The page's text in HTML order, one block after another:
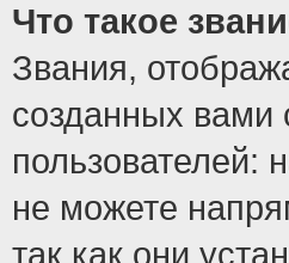
Что такое
Звания,
созданных
пользователей:
не можете
так как они